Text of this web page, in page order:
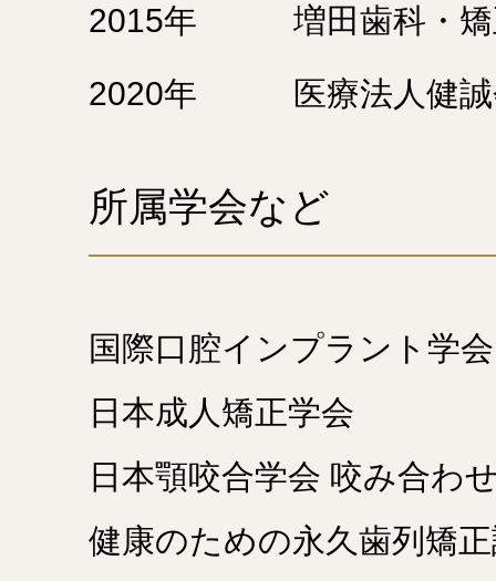
2015年
増田歯科・
2020年
医療法人健
所属学会など
国際口腔インプラント学
日本成人矯正学会
日本顎咬合学会 咬み合わ
健康のための永久歯列矯